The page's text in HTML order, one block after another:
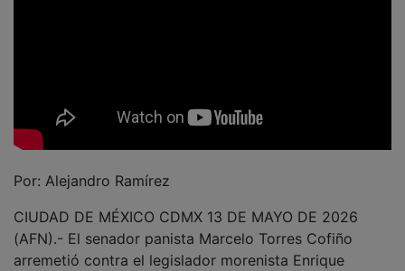
Por: Alejandro Ramírez
CIUDAD DE MÉXICO CDMX 13 DE MAYO DE 2026
(AFN).- El senador panista Marcelo Torres Cofiño
arremetió contra el legislador morenista Enrique